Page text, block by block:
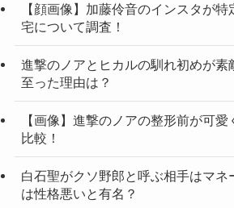
【顔画像】加藤伶音のインスタが
宅について調査！
進撃のノアとヒカルの馴れ初めが素
至った理由は？
【画像】進撃のノアの整形前が可
比較！
白石聖がクソ野郎と呼ぶ相手はマネ
は性格悪いと有名？